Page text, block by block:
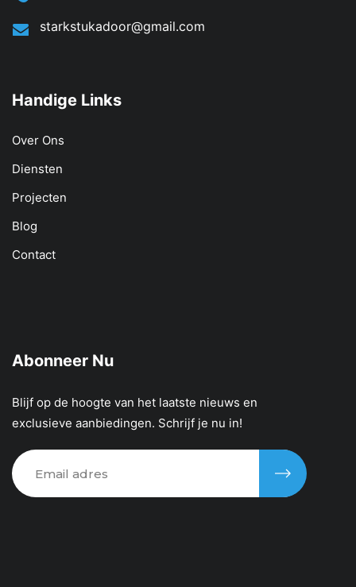
starkstukadoor@gmail.com
Handige Links
Over Ons
Diensten
Projecten
Blog
Contact
Abonneer Nu
Blijf op de hoogte van het laatste nieuws en
exclusieve aanbiedingen. Schrijf je nu in!